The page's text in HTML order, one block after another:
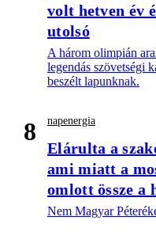
volt hetven év
utolsó
A három olimpián
legendás szövetségi
beszélt lapunknak.
8 napenergia
Elárulta a
ami miatt a
omlott össze a
Nem Magyar